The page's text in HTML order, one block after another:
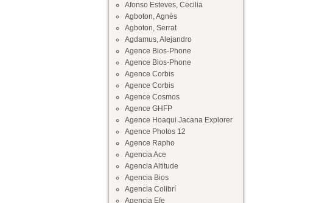
Afonso Esteves, Cecilia
Agboton, Agnès
Agboton, Serrat
Agdamus, Alejandro
Agence Bios-Phone
Agence Bios-Phone
Agence Corbis
Agence Corbis
Agence Cosmos
Agence GHFP
Agence Hoaqui Jacana Explorer
Agence Photos 12
Agence Rapho
Agencia Ace
Agencia Altitude
Agencia Bios
Agencia Colibrí
Agencia Efe